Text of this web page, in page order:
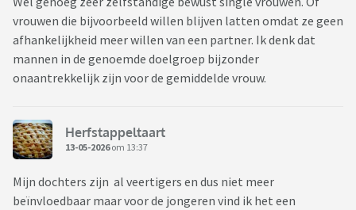
vrouwen die bijvoorbeeld willen blijven latten omdat ze geen
afhankelijkheid meer willen van een partner. Ik denk dat
mannen in de genoemde doelgroep bijzonder
onaantrekkelijk zijn voor de gemiddelde vrouw.
Herfstappeltaart
13-05-2026om 13:37
Mijn dochters zijn al veertigers en dus niet meer
beïnvloedbaar maar voor de jongeren vind ik het een